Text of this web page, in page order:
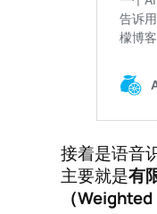
接着是语音
主要就是有
（